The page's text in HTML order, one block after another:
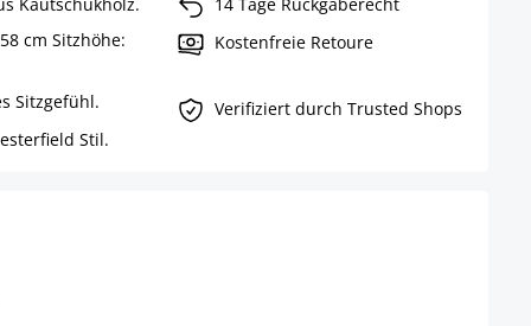
cm Sitzhöhe:
Sitzgefühl.
Stil.
Kostenfreie Retoure
Verifiziert durch Trusted Shops